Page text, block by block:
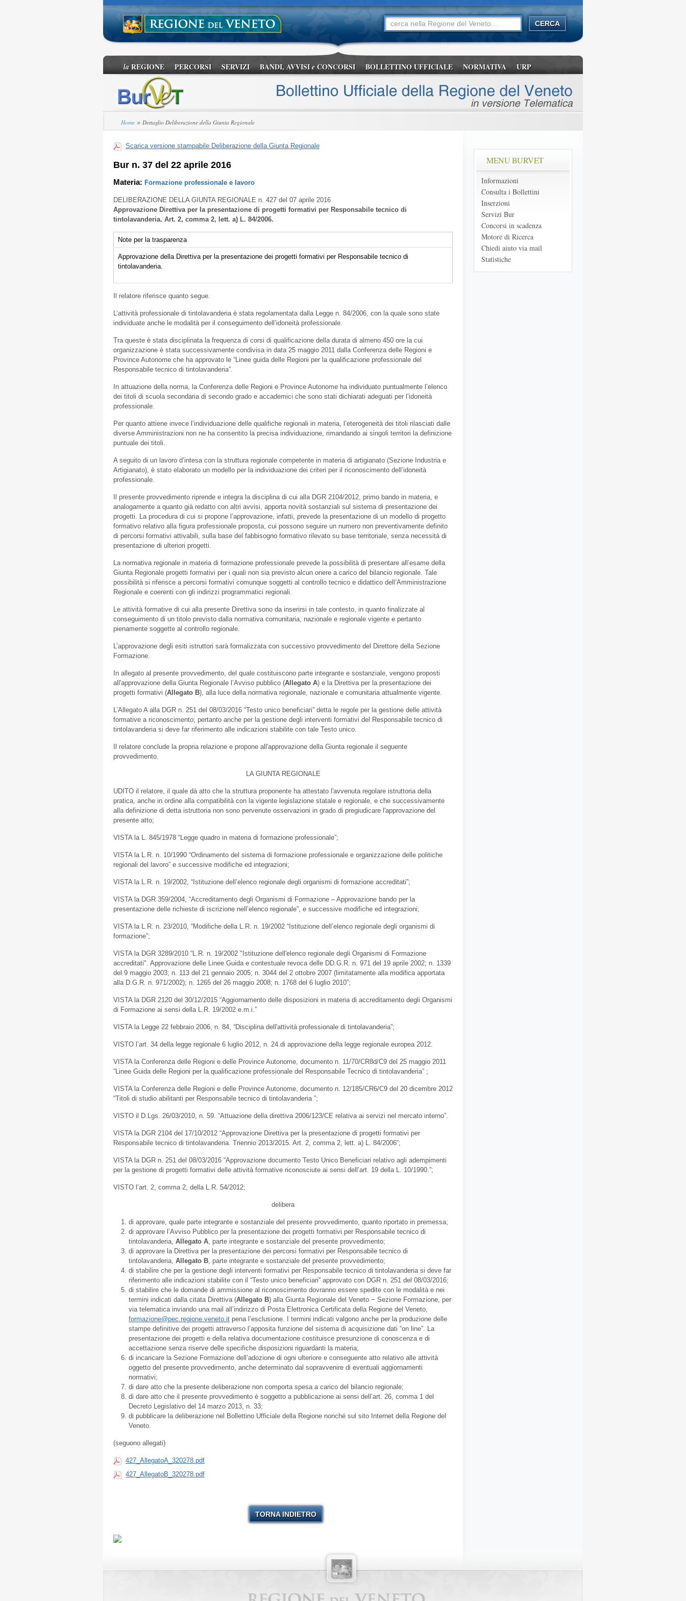
laREGIONE PERCORSI SERVIZI BANDI, AVVISIeCONCORSI BOLLETTINO UFFICIALE NORMATIVA URP
Home » Dettaglio Deliberazione della Giunta Regionale
Scarica versione stampabile Deliberazione della Giunta Regionale
Bur n. 37 del 22 aprile 2016
Materia: Formazione professionale e lavoro
DELIBERAZIONE DELLA GIUNTA REGIONALE n. 427 del 07 aprile 2016
Approvazione Direttiva per la presentazione di progetti formativi per Responsabile tecnico di
tintolavanderia. Art. 2, comma 2, lett. a) L. 84/2006.
Note per la trasparenza
Approvazione della Direttiva per la presentazione dei progetti formativi per Responsabile tecnico di
tintolavanderia.
Il relatore riferisce quanto segue.
L’attività professionale di tintolavanderia è stata regolamentata dalla Legge n. 84/2006, con la quale sono state
individuate anche le modalità per il conseguimento dell’idoneità professionale.
Tra queste è stata disciplinata la frequenza di corsi di qualificazione della durata di almeno 450 ore la cui
organizzazione è stata successivamente condivisa in data 25 maggio 2011 dalla Conferenza delle Regioni e
Province Autonome che ha approvato le “Linee guida delle Regioni per la qualificazione professionale del
Responsabile tecnico di tintolavanderia”.
In attuazione della norma, la Conferenza delle Regioni e Province Autonome ha individuato puntualmente l’elenco
dei titoli di scuola secondaria di secondo grado e accademici che sono stati dichiarati adeguati per l’idoneità
professionale.
Per quanto attiene invece l’individuazione delle qualifiche regionali in materia, l’eterogeneità dei titoli rilasciati dalle
diverse Amministrazioni non ne ha consentito la precisa individuazione, rimandando ai singoli territori la definizione
puntuale dei titoli.
A seguito di un lavoro d’intesa con la struttura regionale competente in materia di artigianato (Sezione Industria e
Artigianato), è stato elaborato un modello per la individuazione dei criteri per il riconoscimento dell’idoneità
professionale.
Il presente provvedimento riprende e integra la disciplina di cui alla DGR 2104/2012, primo bando in materia, e
analogamente a quanto già redatto con altri avvisi, apporta novità sostanziali sul sistema di presentazione dei
progetti. La procedura di cui si propone l’approvazione, infatti, prevede la presentazione di un modello di progetto
formativo relativo alla figura professionale proposta, cui possono seguire un numero non preventivamente definito
di percorsi formativi attivabili, sulla base del fabbisogno formativo rilevato su base territoriale, senza necessità di
presentazione di ulteriori progetti.
La normativa regionale in materia di formazione professionale prevede la possibilità di presentare all’esame della
Giunta Regionale progetti formativi per i quali non sia previsto alcun onere a carico del bilancio regionale. Tale
possibilità si riferisce a percorsi formativi comunque soggetti al controllo tecnico e didattico dell’Amministrazione
Regionale e coerenti con gli indirizzi programmatici regionali.
Le attività formative di cui alla presente Direttiva sono da inserirsi in tale contesto, in quanto finalizzate al
conseguimento di un titolo previsto dalla normativa comunitaria, nazionale e regionale vigente e pertanto
pienamente soggette al controllo regionale.
L’approvazione degli esiti istruttori sarà formalizzata con successivo provvedimento del Direttore della Sezione
Formazione.
In allegato al presente provvedimento, del quale costituiscono parte integrante e sostanziale, vengono proposti
all'approvazione della Giunta Regionale l’Avviso pubblico (Allegato A) e la Direttiva per la presentazione dei
progetti formativi (Allegato B), alla luce della normativa regionale, nazionale e comunitaria attualmente vigente.
L’Allegato A alla DGR n. 251 del 08/03/2016 “Testo unico beneficiari” detta le regole per la gestione delle attività
formative a riconoscimento; pertanto anche per la gestione degli interventi formativi del Responsabile tecnico di
tintolavanderia si deve far riferimento alle indicazioni stabilite con tale Testo unico.
Il relatore conclude la propria relazione e propone all'approvazione della Giunta regionale il seguente
provvedimento.
LA GIUNTA REGIONALE
UDITO il relatore, il quale dà atto che la struttura proponente ha attestato l'avvenuta regolare istruttoria della
pratica, anche in ordine alla compatibilità con la vigente legislazione statale e regionale, e che successivamente
alla definizione di detta istruttoria non sono pervenute osservazioni in grado di pregiudicare l'approvazione del
presente atto;
VISTA la L. 845/1978 “Legge quadro in materia di formazione professionale”;
VISTA la L.R. n. 10/1990 “Ordinamento del sistema di formazione professionale e organizzazione delle politiche
regionali del lavoro” e successive modifiche ed integrazioni;
VISTA la L.R. n. 19/2002, “Istituzione dell’elenco regionale degli organismi di formazione accreditati”;
VISTA la DGR 359/2004, “Accreditamento degli Organismi di Formazione – Approvazione bando per la
presentazione delle richieste di iscrizione nell’elenco regionale”, e successive modifiche ed integrazioni;
VISTA la L.R. n. 23/2010, “Modifiche della L.R. n. 19/2002 “Istituzione dell’elenco regionale degli organismi di
formazione”;
VISTA la DGR 3289/2010 “L.R. n. 19/2002 "Istituzione dell'elenco regionale degli Organismi di Formazione
accreditati". Approvazione delle Linee Guida e contestuale revoca delle DD.G.R. n. 971 del 19 aprile 2002; n. 1339
del 9 maggio 2003; n. 113 del 21 gennaio 2005; n. 3044 del 2 ottobre 2007 (limitatamente alla modifica apportata
alla D.G.R. n. 971/2002); n. 1265 del 26 maggio 2008; n. 1768 del 6 luglio 2010”;
VISTA la DGR 2120 del 30/12/2015 “Aggiornamento delle disposizioni in materia di accreditamento degli Organismi
di Formazione ai sensi della L.R. 19/2002 e.m.i.”
VISTA la Legge 22 febbraio 2006, n. 84, “Disciplina dell'attività professionale di tintolavanderia”;
VISTO l’art. 34 della legge regionale 6 luglio 2012, n. 24 di approvazione della legge regionale europea 2012.
VISTA la Conferenza delle Regioni e delle Province Autonome, documento n. 11/70/CR8d/C9 del 25 maggio 2011
“Linee Guida delle Regioni per la qualificazione professionale del Responsabile Tecnico di tintolavanderia” ;
VISTA la Conferenza delle Regioni e delle Province Autonome, documento n. 12/185/CR6/C9 del 20 dicembre 2012
“Titoli di studio abilitanti per Responsabile tecnico di tintolavanderia ”;
VISTO il D.Lgs. 26/03/2010, n. 59. “Attuazione della direttiva 2006/123/CE relativa ai servizi nel mercato interno”.
VISTA la DGR 2104 del 17/10/2012 “Approvazione Direttiva per la presentazione di progetti formativi per
Responsabile tecnico di tintolavanderia. Triennio 2013/2015. Art. 2, comma 2, lett. a) L. 84/2006”;
VISTA la DGR n. 251 del 08/03/2016 “Approvazione documento Testo Unico Beneficiari relativo agli adempimenti
per la gestione di progetti formativi delle attività formative riconosciute ai sensi dell’art. 19 della L. 10/1990.”;
VISTO l’art. 2, comma 2, della L.R. 54/2012;
delibera
di approvare, quale parte integrante e sostanziale del presente provvedimento, quanto riportato in premessa;
di approvare l’Avviso Pubblico per la presentazione dei progetti formativi per Responsabile tecnico di
tintolavanderia, Allegato A, parte integrante e sostanziale del presente provvedimento;
di approvare la Direttiva per la presentazione dei percorsi formativi per Responsabile tecnico di
tintolavanderia, Allegato B, parte integrante e sostanziale del presente provvedimento;
di stabilire che per la gestione degli interventi formativi per Responsabile tecnico di tintolavanderia si deve far
riferimento alle indicazioni stabilite con il “Testo unico beneficiari” approvato con DGR n. 251 del 08/03/2016;
di stabilire che le domande di ammissione al riconoscimento dovranno essere spedite con le modalità e nei
termini indicati dalla citata Direttiva (Allegato B) alla Giunta Regionale del Veneto − Sezione Formazione, per
via telematica inviando una mail all’indirizzo di Posta Elettronica Certificata della Regione del Veneto,
formazione@pec.regione.veneto.it pena l’esclusione. I termini indicati valgono anche per la produzione delle
stampe definitive dei progetti attraverso l’apposita funzione del sistema di acquisizione dati “on line”. La
presentazione dei progetti e della relativa documentazione costituisce presunzione di conoscenza e di
accettazione senza riserve delle specifiche disposizioni riguardanti la materia;
di incaricare la Sezione Formazione dell’adozione di ogni ulteriore e conseguente atto relativo alle attività
oggetto del presente provvedimento, anche determinato dal sopravvenire di eventuali aggiornamenti
normativi;
di dare atto che la presente deliberazione non comporta spesa a carico del bilancio regionale;
di dare atto che il presente provvedimento è soggetto a pubblicazione ai sensi dell’art. 26, comma 1 del
Decreto Legislativo del 14 marzo 2013, n. 33;
di pubblicare la deliberazione nel Bollettino Ufficiale della Regione nonché sul sito Internet della Regione del
Veneto.
(seguono allegati)
427_AllegatoA_320278.pdf
427_AllegatoB_320278.pdf
TORNA INDIETRO
MENU BURVET
Informazioni
Consulta i Bollettini
Inserzioni
Servizi Bur
Concorsi in scadenza
Motore di Ricerca
Chiedi aiuto via mail
Statistiche